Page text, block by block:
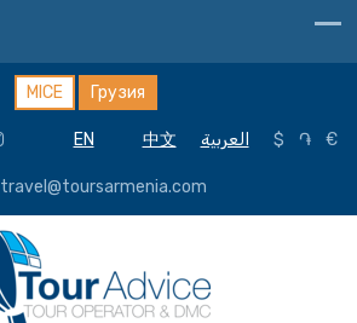
MICE Грузия
EN 中文 العربية $ ֏ €
travel@toursarmenia.com